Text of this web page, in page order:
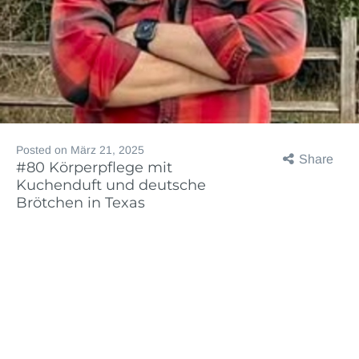
Share
Posted on März 21, 2025
#80 Körperpflege mit
Kuchenduft und deutsche
Brötchen in Texas